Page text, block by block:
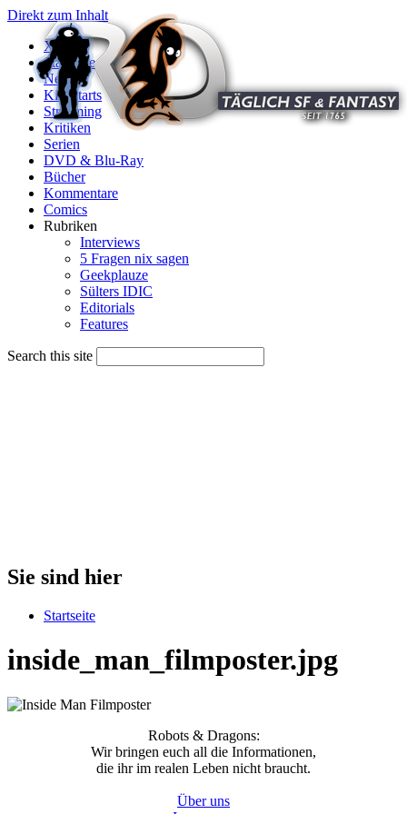
Direkt zum Inhalt
X
Startseite
News
Kinostarts
Streaming
Kritiken
Serien
DVD & Blu-Ray
Bücher
Kommentare
Comics
Rubriken
Interviews
5 Fragen nix sagen
Geekplauze
Sülters IDIC
Editorials
Features
Search this site
Sie sind hier
Startseite
inside_man_filmposter.jpg
Robots & Dragons:
Wir bringen euch all die Informationen,
die ihr im realen Leben nicht braucht.
Über uns